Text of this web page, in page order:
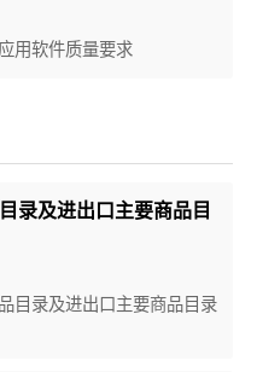
用软件质量要求
录及进出口主要商品目
目录及进出口主要商品目录